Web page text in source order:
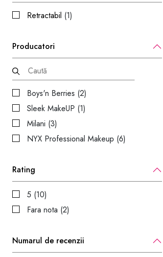
Retractabil (1)
Producatori
Boys'n Berries (2)
Sleek MakeUP (1)
Milani (3)
NYX Professional Makeup (6)
Rating
5 (10)
Fara nota (2)
Numarul de recenzii